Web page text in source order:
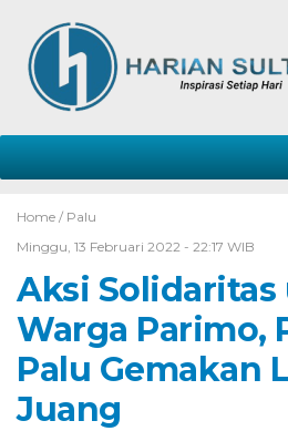
Home / Palu
Minggu, 13 Februari 2022 - 22:17 WIB
Aksi
Warga Parimo,
Palu Gemakan
Juang